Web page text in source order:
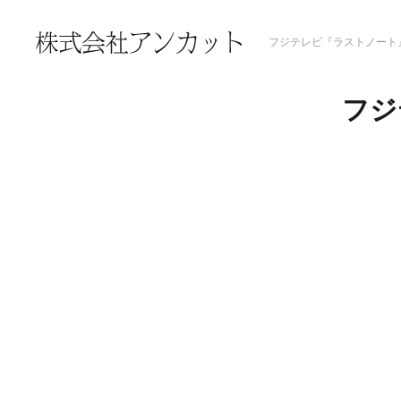
フジテレビ『ラストノー
フ